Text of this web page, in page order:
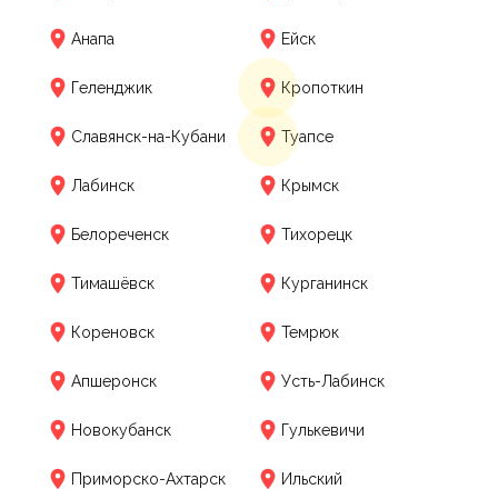
Анапа Ейск
Геленджик Кропоткин
Славянск-на-Кубани Туапсе
Лабинск Крымск
Белореченск Тихорецк
Тимашёвск Курганинск
Кореновск Темрюк
Апшеронск Усть-Лабинск
Новокубанск Гулькевичи
Приморско-Ахтарск Ильский